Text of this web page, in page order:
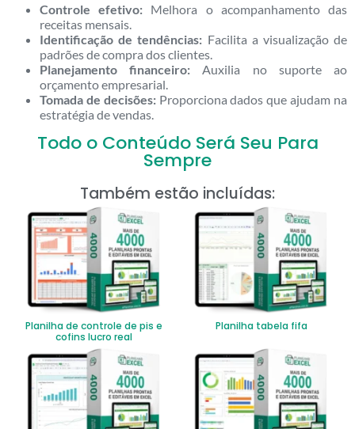
Controle efetivo: Melhora o acompanhamento das
receitas mensais.
Identificação de tendências: Facilita a visualização de
padrões de compra dos clientes.
Planejamento financeiro: Auxilia no suporte ao
orçamento empresarial.
Tomada de decisões:Proporciona dados que ajudam na
estratégia de vendas.
Todo o Conteúdo Será Seu Para
Sempre
Também estão incluídas:
Planilha de controle de pis e
cofins lucro real
Planilha tabela fifa